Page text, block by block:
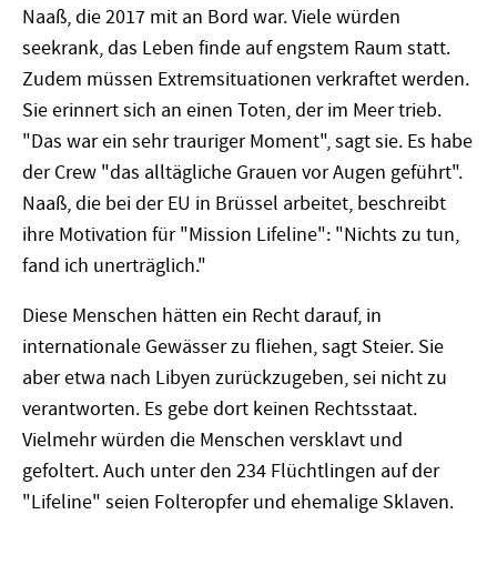
Naaß, die 2017 mit an Bord war. Viele würden
seekrank, das Leben finde auf engstem Raum statt.
Zudem müssen Extremsituationen verkraftet werden.
Sie erinnert sich an einen Toten, der im Meer trieb.
"Das war ein sehr trauriger Moment", sagt sie. Es habe
der Crew "das alltägliche Grauen vor Augen geführt".
Naaß, die bei der EU in Brüssel arbeitet, beschreibt
ihre Motivation für "Mission Lifeline": "Nichts zu tun,
fand ich unerträglich."
Diese Menschen hätten ein Recht darauf, in
internationale Gewässer zu fliehen, sagt Steier. Sie
aber etwa nach Libyen zurückzugeben, sei nicht zu
verantworten. Es gebe dort keinen Rechtsstaat.
Vielmehr würden die Menschen versklavt und
gefoltert. Auch unter den 234 Flüchtlingen auf der
"Lifeline" seien Folteropfer und ehemalige Sklaven.